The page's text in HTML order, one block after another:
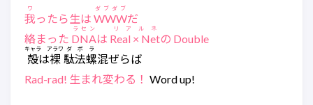
我
ワ
ったら生は WWW
ダブダブ
だ
絡まった DNA
ラセン
は Real × Net
リアルネ
の Double
殻
キャラ
は裸
アラワ
駄法螺
ダボラ
混ぜらば
Rad-rad! 生まれ変わる！ Word up!